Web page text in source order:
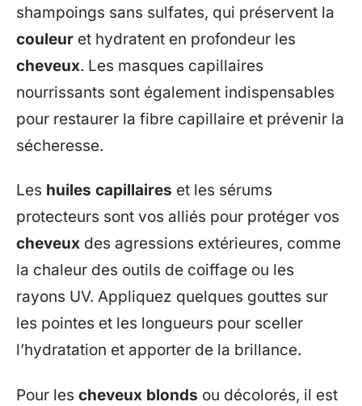
shampoings sans sulfates, qui préservent la
couleur et hydratent en profondeur les
cheveux. Les masques capillaires
nourrissants sont également indispensables
pour restaurer la fibre capillaire et prévenir la
sécheresse.
Les huiles capillaires et les sérums
protecteurs sont vos alliés pour protéger vos
cheveux des agressions extérieures, comme
la chaleur des outils de coiffage ou les
rayons UV. Appliquez quelques gouttes sur
les pointes et les longueurs pour sceller
l’hydratation et apporter de la brillance.
Pour les cheveux blonds ou décolorés, il est